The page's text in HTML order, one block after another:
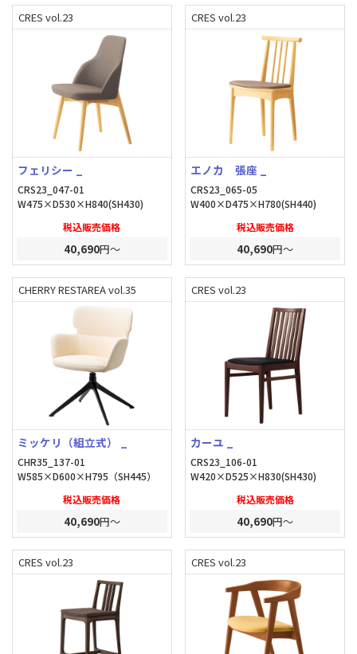
CRES vol.23
フェリシー _
CRS23_047-01
W475×D530×H840(SH430)
税込販売価格
40,690円～
CRES vol.23
エノカ 張座 _
CRS23_065-05
W400×D475×H780(SH440)
税込販売価格
40,690円～
CHERRY RESTAREA vol.35
ミッケリ（組立式） _
CHR35_137-01
W585×D600×H795（SH445）
税込販売価格
40,690円～
CRES vol.23
カーユ _
CRS23_106-01
W420×D525×H830(SH430)
税込販売価格
40,690円～
CRES vol.23 CRES vol.23